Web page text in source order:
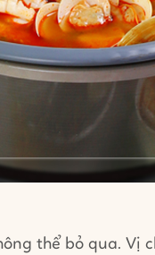
thể bỏ qua. Vị